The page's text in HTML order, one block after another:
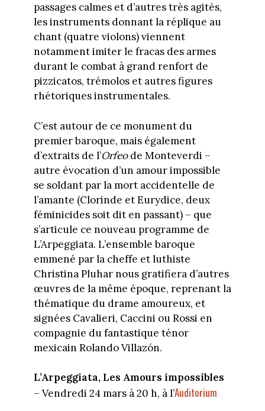
passages calmes et d’autres très agités,
les instruments donnant la réplique au
chant (quatre violons) viennent
notamment imiter le fracas des armes
durant le combat à grand renfort de
pizzicatos, trémolos et autres figures
rhétoriques instrumentales.
C’est autour de ce monument du
premier baroque, mais également
d’extraits de l’Orfeode Monteverdi –
autre évocation d’un amour impossible
se soldant par la mort accidentelle de
l’amante (Clorinde et Eurydice, deux
féminicides soit dit en passant) – que
s’articule ce nouveau programme de
L’Arpeggiata. L’ensemble baroque
emmené par la cheffe et luthiste
Christina Pluhar nous gratifiera d’autres
œuvres de la même époque, reprenant la
thématique du drame amoureux, et
signées Cavalieri, Caccini ou Rossi en
compagnie du fantastique ténor
mexicain Rolando Villazón.
L’Arpeggiata, Les Amours impossibles
– Vendredi 24 mars à 20 h, à l’Auditorium